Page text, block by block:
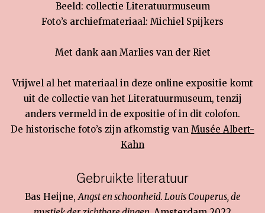
Beeld: collectie Literatuurmuseum
Foto’s archiefmateriaal: Michiel Spijkers
Met dank aan Marlies van der Riet
Vrijwel al het materiaal in deze online expositie komt
uit de collectie van het Literatuurmuseum, tenzij
anders vermeld in de expositie of in dit colofon.
De historische foto’s zijn afkomstig van Musée Albert-
Kahn
Gebruikte literatuur
Bas Heijne,Angst en schoonheid. Louis Couperus, de